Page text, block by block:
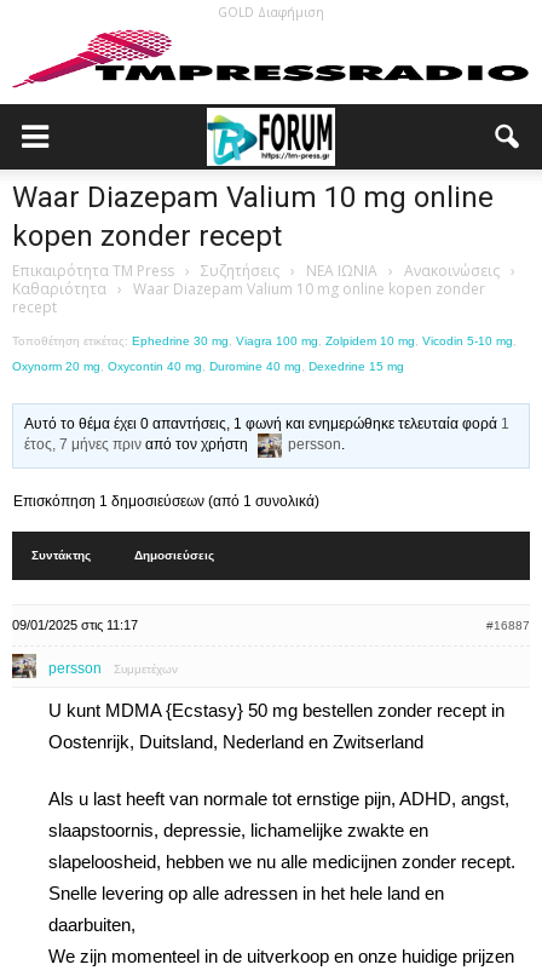
GOLD Διαφήμιση
Waar Diazepam Valium 10 mg online
kopen zonder recept
Επικαιρότητα TM Press › Συζητήσεις › ΝΕΑ ΙΩΝΙΑ › Ανακοινώσεις ›
Καθαριότητα › Waar Diazepam Valium 10 mg online kopen zonder
recept
Τοποθέτηση ετικέτας: Ephedrine 30 mg Viagra 100 mg Zolpidem 10 mg Vicodin 5-10 mg
Oxynorm 20 mg
Oxycontin 40 mg Duromine 40 mg Dexedrine 15 mg
Αυτό το θέμα έχει 0 απαντήσεις, 1 φωνή και ενημερώθηκε τελευταία φορά 1
έτος, 7 μήνες πριν από τον χρήστη persson.
Επισκόπηση 1 δημοσιεύσεων (από 1 συνολικά)
Συντάκτης Δημοσιεύσεις
09/01/2025 στις 11:17 #16887
persson Συμμετέχων
U kunt MDMA {Ecstasy} 50 mg bestellen zonder recept in
Oostenrijk, Duitsland, Nederland en Zwitserland
Als u last heeft van normale tot ernstige pijn, ADHD, angst,
slaapstoornis, depressie, lichamelijke zwakte en
slapeloosheid, hebben we nu alle medicijnen zonder recept.
Snelle levering op alle adressen in het hele land en
daarbuiten,
We zijn momenteel in de uitverkoop en onze huidige prijzen